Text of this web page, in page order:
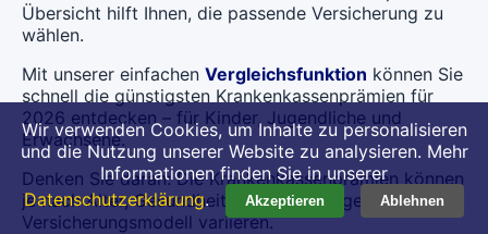
Übersicht hilft Ihnen, die passende Versicherung zu
wählen.
Mit unserer einfachen Vergleichsfunktion können Sie
schnell die günstigsten Krankenkassenprämien für
2026 entdecken – für Kinder, Jugendliche und
Erwachsene.
Denken Sie daran: Die Krankenkassenprämien können
je nach Alter, Gesundheitszustand und gewähltem
Versicherungsmodell variieren.
Wir verwenden Cookies, um Inhalte zu personalisieren
und die Nutzung unserer Website zu analysieren. Mehr
Informationen finden Sie in unserer
Datenschutzerklärung. Akzeptieren Ablehnen